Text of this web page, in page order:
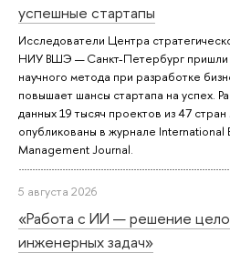
успешные стартапы
Исследователи Центра
НИУ ВШЭ — Санкт-Петербург пришли
научного метода при разработке
повышает шансы стартапа на успех.
данных 19 тысяч проектов из 47 стран
опубликованы в журнале International
Management Journal.
5 августа 2026
«Работа с ИИ — решение
инженерных задач»